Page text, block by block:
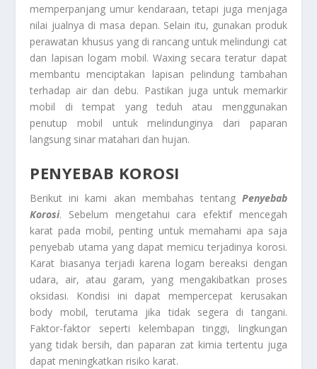
memperpanjang umur kendaraan, tetapi juga menjaga
nilai jualnya di masa depan. Selain itu, gunakan produk
perawatan khusus yang di rancang untuk melindungi cat
dan lapisan logam mobil. Waxing secara teratur dapat
membantu menciptakan lapisan pelindung tambahan
terhadap air dan debu. Pastikan juga untuk memarkir
mobil di tempat yang teduh atau menggunakan
penutup mobil untuk melindunginya dari paparan
langsung sinar matahari dan hujan.
PENYEBAB KOROSI
Berikut ini kami akan membahas tentang Penyebab
Korosi. Sebelum mengetahui cara efektif mencegah
karat pada mobil, penting untuk memahami apa saja
penyebab utama yang dapat memicu terjadinya korosi.
Karat biasanya terjadi karena logam bereaksi dengan
udara, air, atau garam, yang mengakibatkan proses
oksidasi. Kondisi ini dapat mempercepat kerusakan
body mobil, terutama jika tidak segera di tangani.
Faktor-faktor seperti kelembapan tinggi, lingkungan
yang tidak bersih, dan paparan zat kimia tertentu juga
dapat meningkatkan risiko karat.